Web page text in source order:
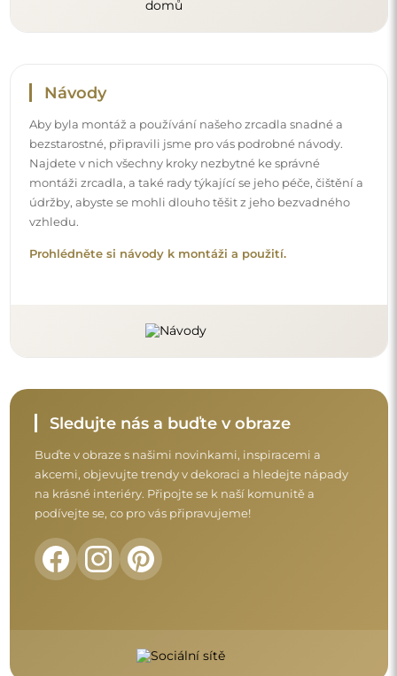
Návody
Aby byla montáž a používání našeho zrcadla snadné a
bezstarostné, připravili jsme pro vás podrobné návody.
Najdete v nich všechny kroky nezbytné ke správné
montáži zrcadla, a také rady týkající se jeho péče, čištění a
údržby, abyste se mohli dlouho těšit z jeho bezvadného
vzhledu.
Prohlédněte si návody k montáži a použití.
Sledujte nás a buďte v obraze
Buďte v obraze s našimi novinkami, inspiracemi a
akcemi, objevujte trendy v dekoraci a hledejte nápady
na krásné interiéry. Připojte se k naší komunitě a
podívejte se, co pro vás připravujeme!